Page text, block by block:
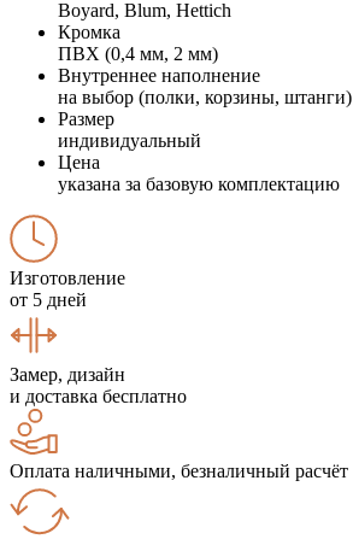
Boyard, Blum, Hettich
Кромка
ПВХ (0,4 мм, 2 мм)
Внутреннее наполнение
на выбор (полки, корзины, штанги)
Размер
индивидуальный
Цена
указана за базовую комплектацию
Изготовление
от 5 дней
Замер, дизайн
и доставка бесплатно
Оплата наличными, безналичный расчёт